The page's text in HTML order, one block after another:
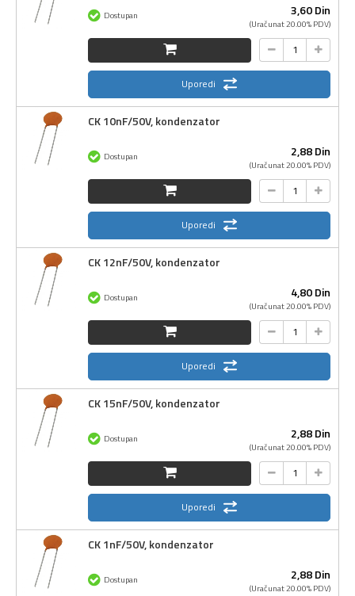
3,60Din
(Uračunat 20.00% PDV)
Dostupan
Uporedi
CK 10nF/50V, kondenzator
2,88Din
(Uračunat 20.00% PDV)
Dostupan
Uporedi
CK 12nF/50V, kondenzator
4,80Din
(Uračunat 20.00% PDV)
Dostupan
Uporedi
CK 15nF/50V, kondenzator
2,88Din
(Uračunat 20.00% PDV)
Dostupan
Uporedi
CK 1nF/50V, kondenzator
2,88Din
(Uračunat 20.00% PDV)
Dostupan